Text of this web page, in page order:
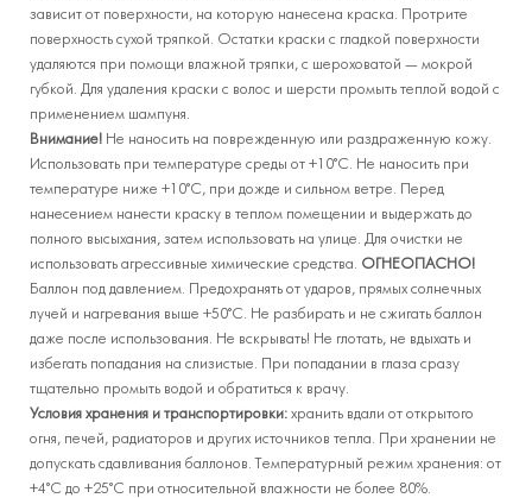
зависит от поверхности, на которую нанесена краска. Протрите
поверхность сухой тряпкой. Остатки краски с гладкой поверхности
удаляются при помощи влажной тряпки, с шероховатой — мокрой
губкой. Для удаления краски с волос и шерсти промыть теплой водой с
применением шампуня.
Внимание! Не наносить на поврежденную или раздраженную кожу.
Использовать при температуре среды от +10°С. Не наносить при
температуре ниже +10°С, при дожде и сильном ветре. Перед
нанесением нанести краску в теплом помещении и выдержать до
полного высыхания, затем использовать на улице. Для очистки не
использовать агрессивные химические средства. ОГНЕОПАСНО!
Баллон под давлением. Предохранять от ударов, прямых солнечных
лучей и нагревания выше +50°С. Не разбирать и не сжигать баллон
даже после использования. Не вскрывать! Не глотать, не вдыхать и
избегать попадания на слизистые. При попадании в глаза сразу
тщательно промыть водой и обратиться к врачу.
Условия хранения и транспортировки: хранить вдали от открытого
огня, печей, радиаторов и других источников тепла. При хранении не
допускать сдавливания баллонов. Температурный режим хранения: от
+4°С до +25°С при относительной влажности не более 80%.